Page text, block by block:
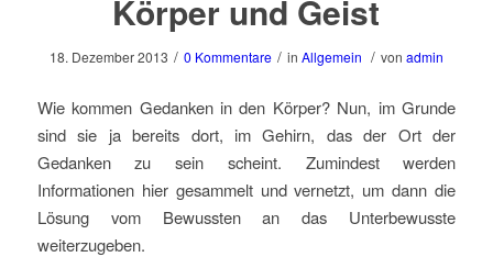
Körper und Geist
18. Dezember 2013 / 0 Kommentare / in Allgemein / von admin
Wie kommen Gedanken in den Körper? Nun, im Grunde
sind sie ja bereits dort, im Gehirn, das der Ort der
Gedanken zu sein scheint. Zumindest werden
Informationen hier gesammelt und vernetzt, um dann die
Lösung vom Bewussten an das Unterbewusste
weiterzugeben.